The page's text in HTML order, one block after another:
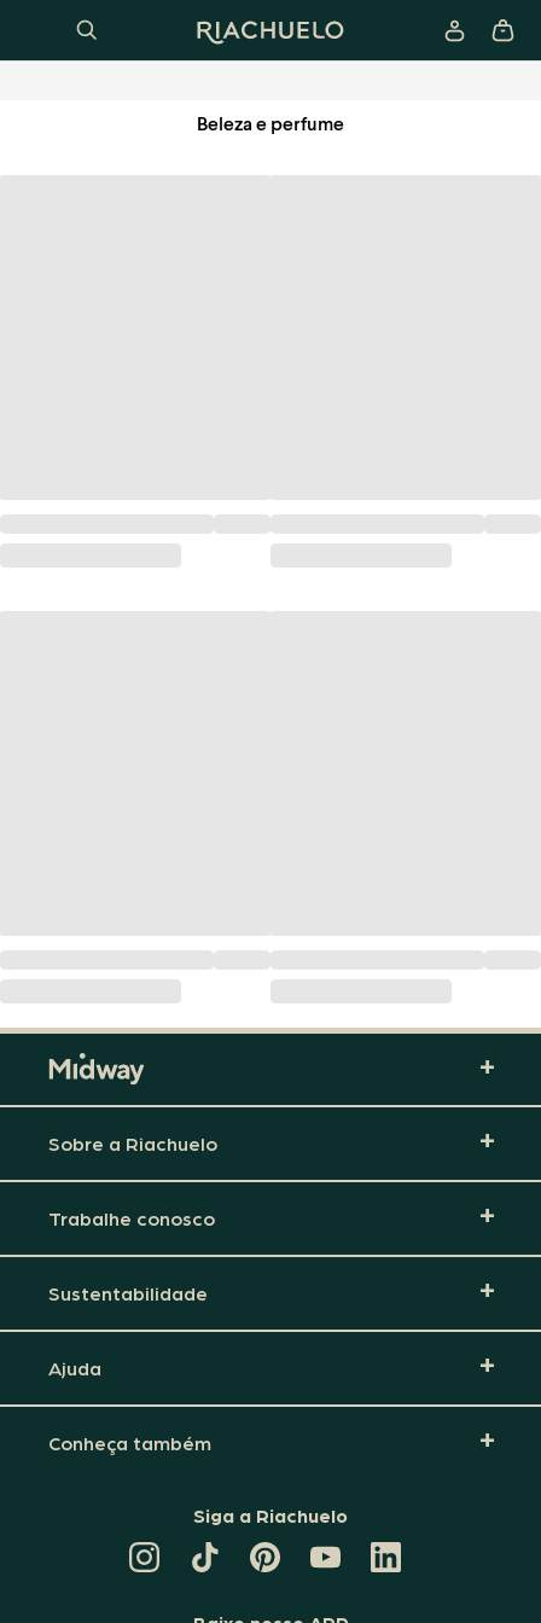
Beleza e perfume
Sobre a Riachuelo
Trabalhe conosco
Sustentabilidade
Ajuda
Conheça também
Siga a Riachuelo
TIKTOK
DA
PINTEREST
DA
CANAL
DA
RIACHUELO
LINKEDIN
DA